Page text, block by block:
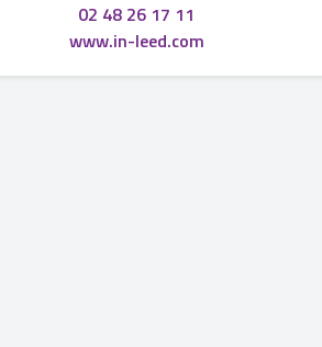
02 48 26 17 11
www.in-leed.com